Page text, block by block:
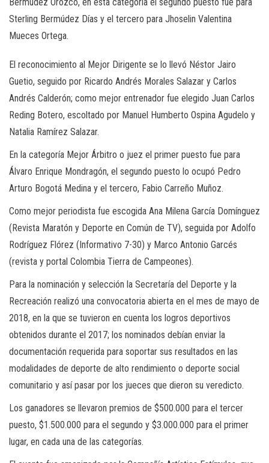
Bermúdez Orozco, en esta categoría el segundo puesto fue para
Sterling Bermúdez Días y el tercero para Jhoselin Valentina
Mueces Ortega.
El reconocimiento al Mejor Dirigente se lo llevó Néstor Jairo
Guetio, seguido por Ricardo Andrés Morales Salazar y Carlos
Andrés Calderón; como mejor entrenador fue elegido Juan Carlos
Reding Botero, escoltado por Manuel Humberto Ospina Agudelo y
Natalia Ramírez Salazar.
En la categoría Mejor Árbitro o juez el primer puesto fue para
Álvaro Enrique Mondragón, el segundo puesto lo ocupó Pedro
Arturo Bogotá Medina y el tercero, Fabio Carreño Muñoz.
Como mejor periodista fue escogida Ana Milena García Domínguez
(Revista Maratón y Deporte en Común de TV), seguida por Adolfo
Rodríguez Flórez (Informativo 7-30) y Marco Antonio Garcés
(revista y portal Colombia Tierra de Campeones).
Para la nominación y selección la Secretaría del Deporte y la
Recreación realizó una convocatoria abierta en el mes de mayo de
2018, en la que se tuvieron en cuenta los logros deportivos
obtenidos durante el 2017; los nominados debían enviar la
documentación requerida para soportar sus resultados en las
modalidades de deporte de alto rendimiento o deporte social
comunitario y así pasar por los jueces que dieron su veredicto.
Los ganadores se llevaron premios de $500.000 para el tercer
puesto, $1.500.000 para el segundo y $3.000.000 para el primer
lugar, en cada una de las categorías.